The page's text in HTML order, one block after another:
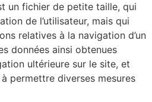
un fichier de petite taille, qui
de l’utilisateur, mais qui
relatives à la navigation d’un
données ainsi obtenues
ultérieure sur le site, et
permettre diverses mesures